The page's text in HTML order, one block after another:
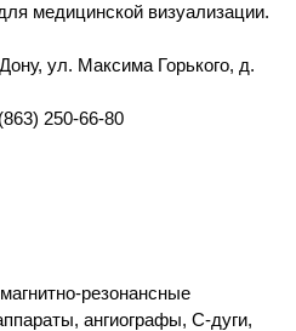
медицинской визуализации.
ул. Максима Горького, д.
250-66-80
резонансные
ангиографы, С-дуги,